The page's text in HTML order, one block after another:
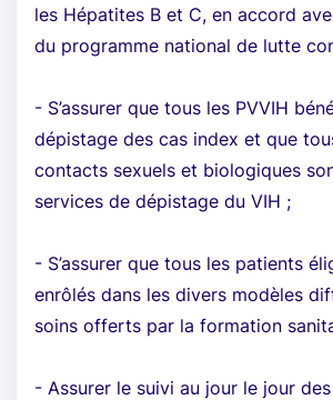
les Hépatites B et C, en accord
du programme national de lutte
- S’assurer que tous les PVVIH
dépistage des cas index et que
contacts sexuels et biologiques
services de dépistage du VIH ;
- S’assurer que tous les patients
enrôlés dans les divers modèles
soins offerts par la formation
- Assurer le suivi au jour le jour